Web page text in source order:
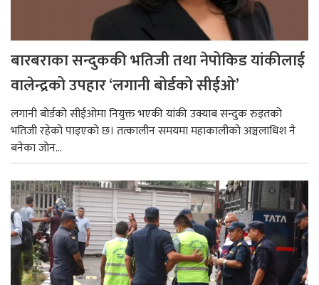
बारबराका सन्दुककी भतिजी तथा नेपोकिड यांकीलाई
वालेन्द्रको उपहार ‘लगानी बोर्डको सीईओ’
लगानी बोर्डको सीईओमा नियुक्त भएकी यांकी उक्याब सन्दुक रुइतको
भतिजी रहेको पाइएको छ। तत्कालीन समयमा महाकालीको अञ्चलाधिश नै
बनेका जोन...